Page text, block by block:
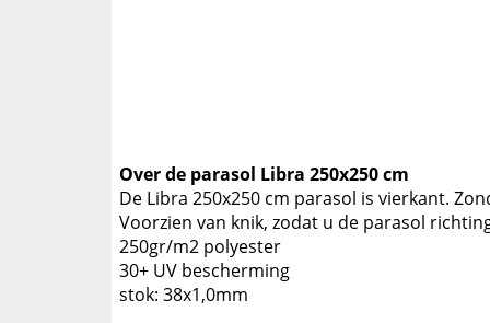
Over de parasol Libra 250x250 cm
De Libra 250x250 cm parasol is vierkant.
Voorzien van knik, zodat u de parasol
250gr/m2 polyester
30+ UV bescherming
stok: 38x1,0mm